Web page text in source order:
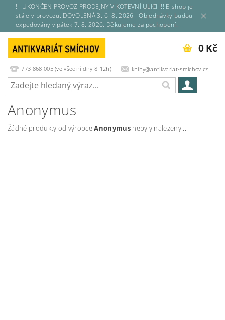
!!! UKONČEN PROVOZ PRODEJNY V KOTEVNÍ ULICI !!! E-shop je
stále v provozu. DOVOLENÁ 3.-6. 8. 2026 - Objednávky budou
expedovány v pátek 7. 8. 2026. Děkujeme za pochopení.
773 868 005 (ve všední dny 8-12h) knihy@antikvariat-smichov.cz
0 Kč
Anonymus
Žádné produkty od výrobceAnonymusnebyly nalezeny....